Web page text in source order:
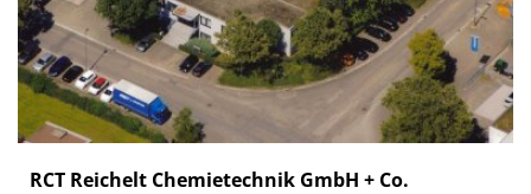
RCT Reichelt Chemietechnik GmbH + Co.